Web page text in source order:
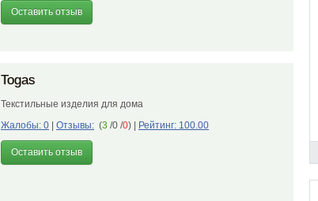
Оставить отзыв
Togas
Текстильные изделия для дома
Жалобы: 0
Отзывы: (3 /0 /0) Рейтинг: 100.00
Оставить отзыв